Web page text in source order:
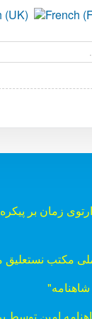
زمان بر
مكتب نستعلیق
امین توسط